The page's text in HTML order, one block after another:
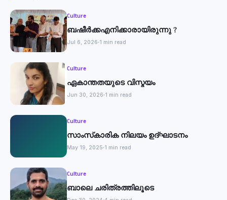
Culture
ബഷീർക്കഎനിക്കാരായിരുന്നു ?
Jul 6, 2026 1 min read
Culture
ഏകാന്തതയുടെ വിസ്മയം
Jun 30, 2026 1 min read
Culture
സാംസ്‌കാരിക നിലയം ഉദ്ഘാടനം
May 19, 2025 1 min read
Culture
ബാലെ ചരിത്രത്തിലൂടെ